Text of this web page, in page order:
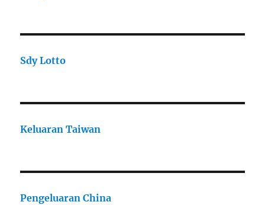
Sdy Lotto
Keluaran Taiwan
Pengeluaran China